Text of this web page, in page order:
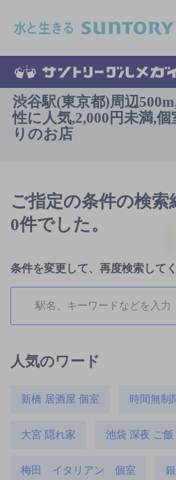
渋谷駅(東京都)周辺
性に人気,2,000円未満,
りのお店
ご指定の条件の検索
0件でした。
条件を変更して、再度検索してく
人気のワード
新橋 居酒屋 個室 時間無制
大宮 隠れ家 池袋 深夜 ご飯
梅田 イタリアン 個室